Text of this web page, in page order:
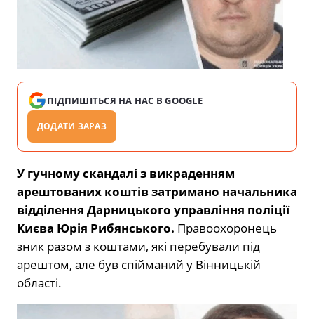
ПІДПИШІТЬСЯ НА НАС В GOOGLE
ДОДАТИ ЗАРАЗ
У гучному скандалі з викраденням
арештованих коштів затримано начальника
відділення Дарницького управління поліції
Києва Юрія Рибянського. Правоохоронець
зник разом з коштами, які перебували під
арештом, але був спійманий у Вінницькій
області.